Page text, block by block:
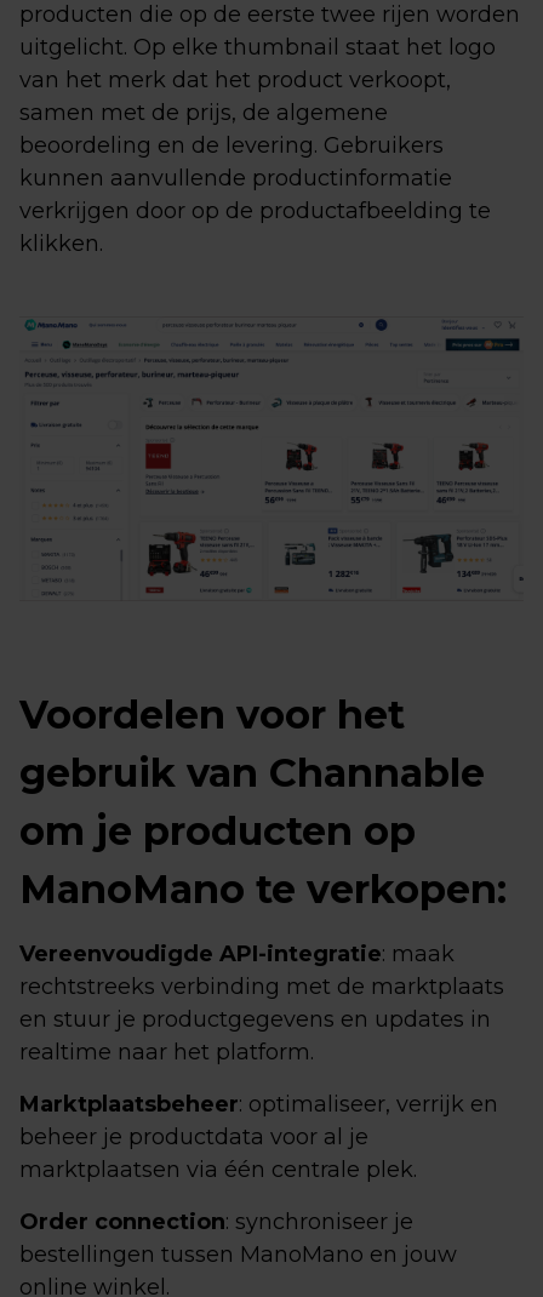
producten die op de eerste twee rijen worden
uitgelicht. Op elke thumbnail staat het logo
van het merk dat het product verkoopt,
samen met de prijs, de algemene
beoordeling en de levering. Gebruikers
kunnen aanvullende productinformatie
verkrijgen door op de productafbeelding te
klikken.
Voordelen voor het
gebruik van Channable
om je producten op
ManoMano te verkopen:
Vereenvoudigde API-integratie: maak
rechtstreeks verbinding met de marktplaats
en stuur je productgegevens en updates in
realtime naar het platform.
Marktplaatsbeheer: optimaliseer, verrijk en
beheer je productdata voor al je
marktplaatsen via één centrale plek.
Order connection: synchroniseer je
bestellingen tussen ManoMano en jouw
online winkel.